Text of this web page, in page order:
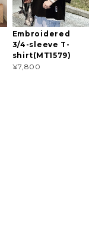
Embroidered
3/4-sleeve T-
shirt(MT1579)
¥7,800